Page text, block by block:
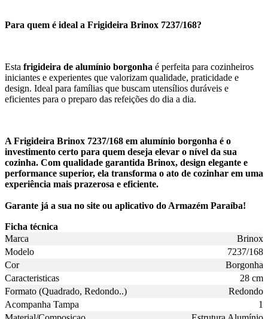
Para quem é ideal a Frigideira Brinox 7237/168?
Esta frigideira de alumínio borgonha é perfeita para cozinheiros
iniciantes e experientes que valorizam qualidade, praticidade e
design. Ideal para famílias que buscam utensílios duráveis e
eficientes para o preparo das refeições do dia a dia.
A Frigideira Brinox 7237/168 em alumínio borgonha é o
investimento certo para quem deseja elevar o nível da sua
cozinha. Com qualidade garantida Brinox, design elegante e
performance superior, ela transforma o ato de cozinhar em uma
experiência mais prazerosa e eficiente.
Garante já a sua no site ou aplicativo do Armazém Paraíba!
Ficha técnica
Marca
Brinox
Modelo
7237/168
Cor
Borgonha
Caracteristicas
28 cm
Formato (Quadrado, Redondo..)
Redondo
Acompanha Tampa
1